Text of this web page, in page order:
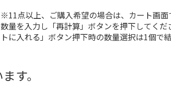
※11点以上、ご購入希望の場合は、カート画
数量を入力し「再計算」ボタンを押下してく
トに入れる」ボタン押下時の数量選択は1個で結
す。